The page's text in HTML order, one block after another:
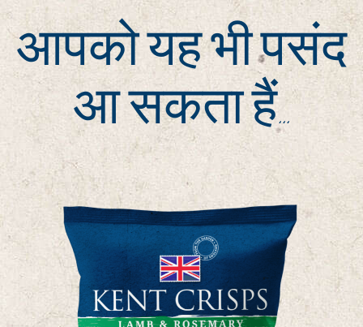
आपको यह भी पसंद
आ सकता हैं…